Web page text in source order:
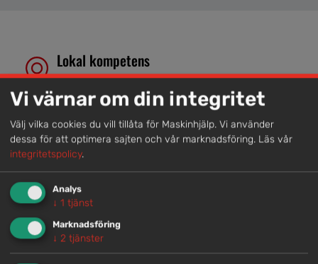
Lokal kompetens
helhetslösningar.
Snabb service
Vi har tillgänglig personal som är redo att hjälpa dig.
Trygg rådgivning
Våra hjälpsamma medarbetare är experter inom
Vi värnar om din integritet
Välj vilka cookies du vill tillåta för Maskinhjälp. Vi använder
dessa för att optimera sajten och vår marknadsföring. Läs vår
integritetspolicy.
Analys
↓ 1 tjänst
Marknadsföring
↓ 2 tjänster